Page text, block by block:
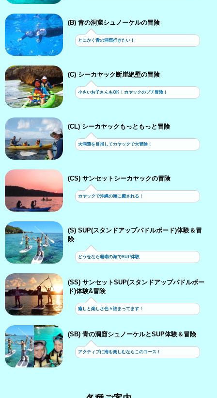
(B) 青の洞窟シュノーケルの冒険
とにかく青の洞窟行きたい！
(C) シーカヤック断崖絶壁の冒険
小さいお子さんもOK！カヤックのプチ冒険！
(CL) シーカヤックもっともっと冒険
大洞窟を目指してカヤックで大冒険！
(CS) サンセットシーカヤックの冒険
カヤックで沖縄の海に癒される！
(S) SUP(スタンドアップパドルボード)体験＆冒
険
どうせなら珊瑚の海でSUP体験
(SS) サンセットSUP(スタンドアップパドルボー
ド)体験&冒険
癒しと楽しさ色々詰まってます！
(SB) 青の洞窟シュノーケルとSUP体験＆冒険
アクティブに海を楽しむならこのコース！